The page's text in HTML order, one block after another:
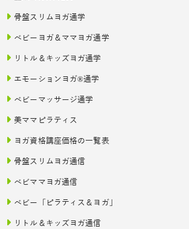
骨盤スリムヨガ通学
ベビーヨガ＆ママヨガ通学
リトル＆キッズヨガ通学
エモーションヨガ®通学
ベビーマッサージ通学
美ママピラティス
ヨガ資格講座価格の一覧表
骨盤スリムヨガ通信
ベビママヨガ通信
ベビー「ピラティス＆ヨガ」
リトル＆キッズヨガ通信